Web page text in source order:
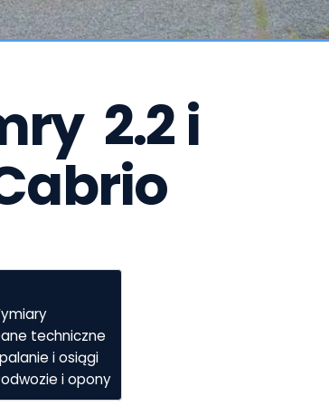
2.2 i
techniczne
i osiągi
i opony